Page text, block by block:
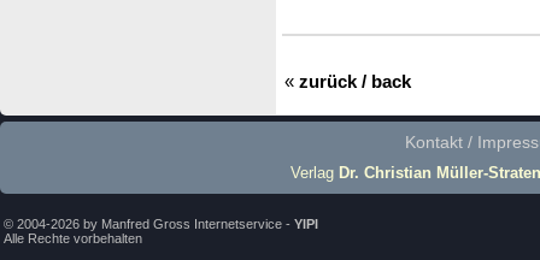
« zurück / back
Kontakt /
Verlag Dr. Christian Müller-Straten
© 2004-2026 by Manfred Gross Internetservice - YIPI
Alle Rechte vorbehalten